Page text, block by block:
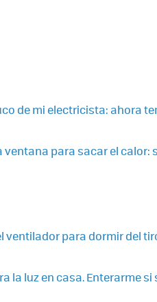
de mi electricista: ahora
para sacar el calor:
ventilador para dormir del
la luz en casa. Enterarme si